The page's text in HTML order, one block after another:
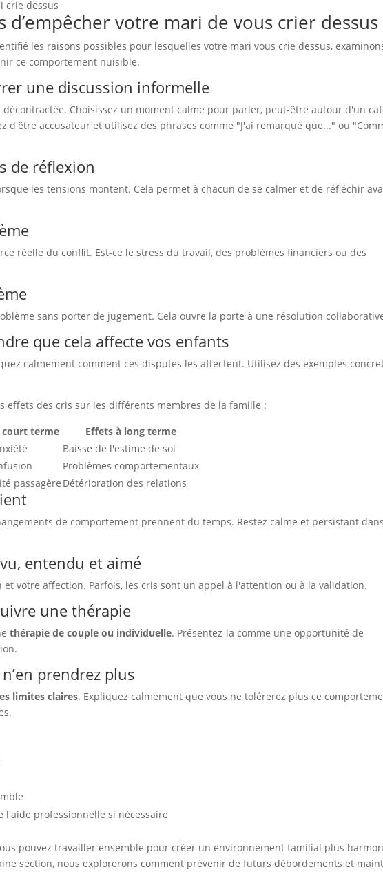
d’empêcher votre mari de vous crier dessus
les raisons possibles pour lesquelles votre mari vous crie dessus,
ce comportement nuisible.
une discussion informelle
Choisissez un moment calme pour parler, peut-être autour d'un
d'être accusateur et utilisez des phrases comme "J'ai remarqué que..." ou
de réflexion
les tensions montent. Cela permet à chacun de se calmer et de réfléchir
réelle du conflit. Est-ce le stress du travail, des problèmes financiers ou des
sans porter de jugement. Cela ouvre la porte à une résolution
que cela affecte vos enfants
calmement comment ces disputes les affectent. Utilisez des exemples
effets des cris sur les différents membres de la famille :
court terme
Effets à long terme
Baisse de l'estime de soi
Problèmes comportementaux
passagère Détérioration des relations
de comportement prennent du temps. Restez calme et persistant
entendu et aimé
et votre affection. Parfois, les cris sont un appel à l'attention ou à la validation.
une thérapie
thérapie de couple ou individuelle. Présentez-la comme une opportunité de
prendrez plus
limites claires. Expliquez calmement que vous ne tolérerez plus ce
l'aide professionnelle si nécessaire
pouvez travailler ensemble pour créer un environnement familial plus
section, nous explorerons comment prévenir de futurs débordements et